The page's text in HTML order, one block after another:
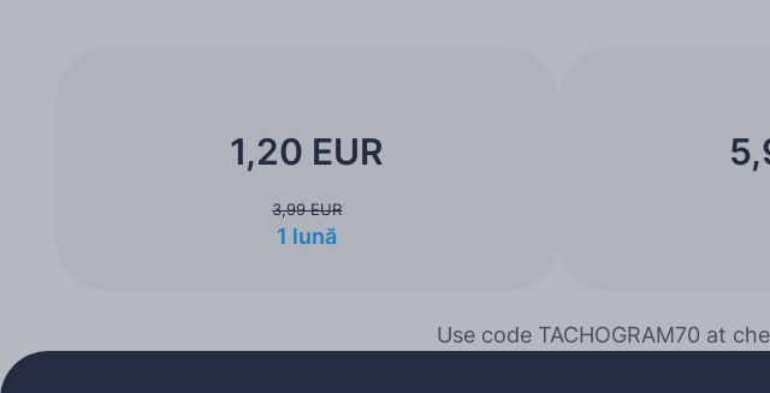
1,20 EUR
3,99 EUR
1 lună
Use code TACHOGRAM70 at